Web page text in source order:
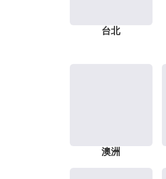
台北
澳洲